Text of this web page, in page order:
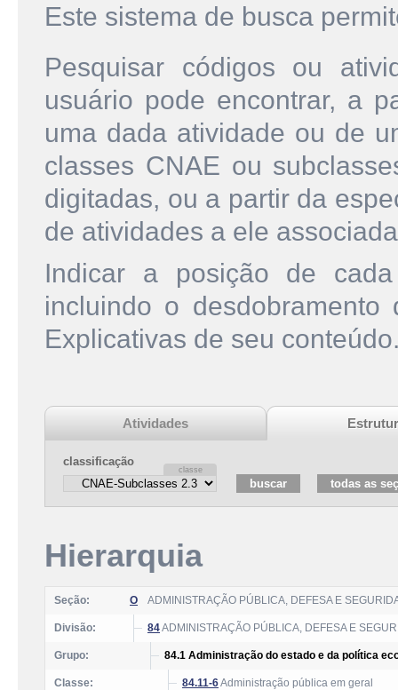
Este sistema de busca
Pesquisar códigos ou
usuário pode encontrar, a
uma dada atividade ou de
classes CNAE ou
digitadas, ou a partir da
de atividades a ele
Indicar a posição de
incluindo o
Explicativas de seu
Atividades
classificação
Hierarquia
Seção: O ADMINISTRAÇÃO PÚBLICA, DEFESA E
Divisão: 84ADMINISTRAÇÃO PÚBLICA, DEFESA E
Grupo: 84.1 Administração do estado e da política
Classe: 84.11-6Administração pública em geral